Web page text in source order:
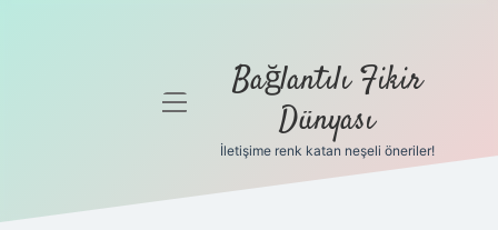
Gizlilik
menüyü
Bağlantılı Fikir
Dünyası
İletişime renk katan neşeli öneriler!